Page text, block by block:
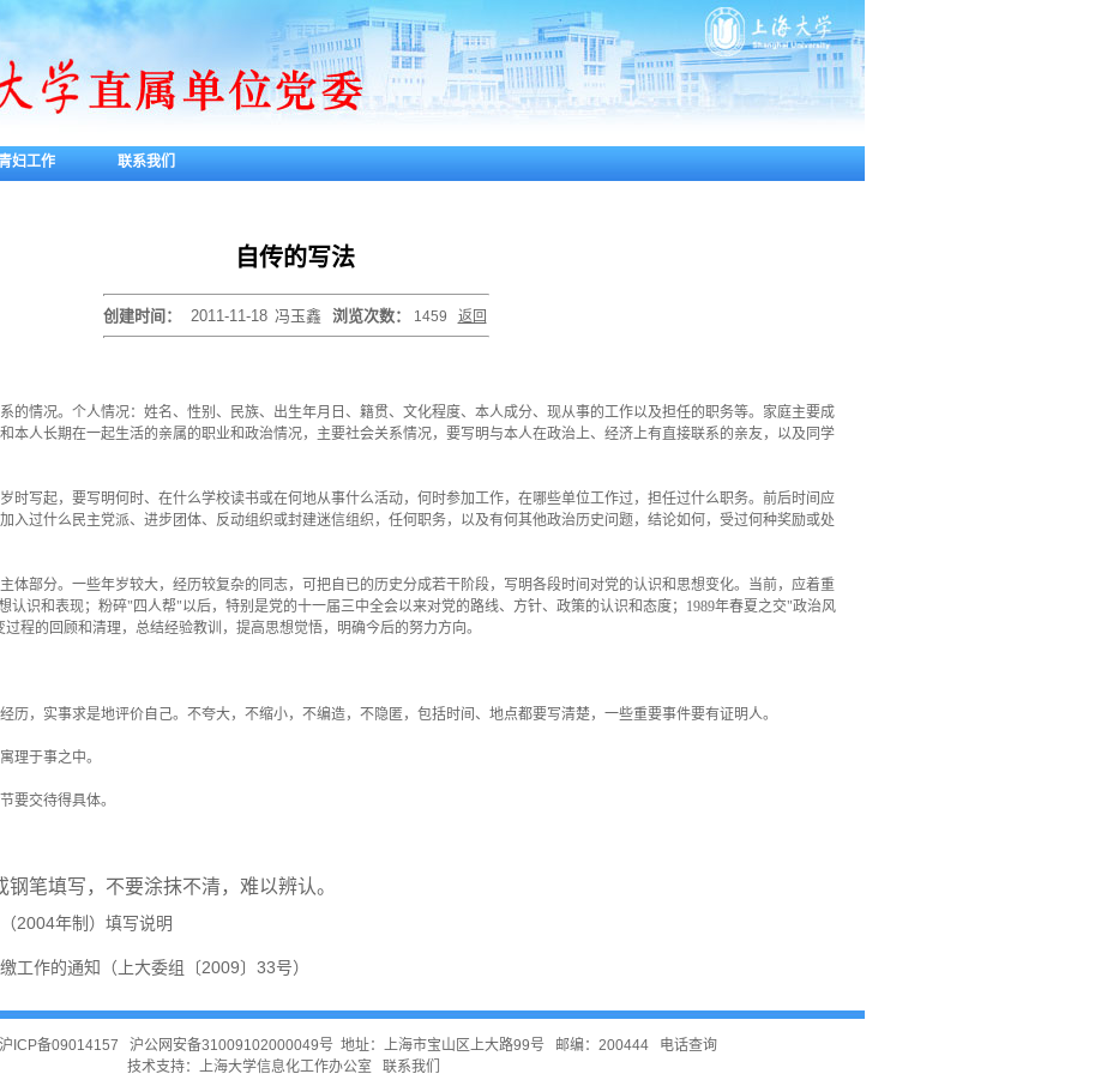
妇工作 联系我们
自传的写法
创建时间： 2011-11-18 冯玉鑫 浏览次数： 1459 返回
的情况。个人情况：姓名、性别、民族、出生年月日、籍贯、文化程度、本人成分、现从事的工作以及担任的职务等。家庭主要成
本人长期在一起生活的亲属的职业和政治情况，主要社会关系情况，要写明与本人在政治上、经济上有直接联系的亲友，以及同学
时写起，要写明何时、在什么学校读书或在何地从事什么活动，何时参加工作，在哪些单位工作过，担任过什么职务。前后时间应
入过什么民主党派、进步团体、反动组织或封建迷信组织，任何职务，以及有何其他政治历史问题，结论如何，受过何种奖励或处
体部分。一些年岁较大，经历较复杂的同志，可把自已的历史分成若干阶段，写明各段时间对党的认识和思想变化。当前，应着重
认识和表现；粉碎"四人帮"以后，特别是党的十一届三中全会以来对党的路线、方针、政策的认识和态度； 1989年春夏之交"政治风
程的回顾和清理，总结经验教训，提高思想觉悟，明确今后的努力方向。
，实事求是地评价自己。不夸大，不缩小，不编造，不隐匿，包括时间、地点都要写清楚，一些重要事件要有证明人。
理于事之中。
要交待得具体。
笔填写，不要涂抹不清，难以辨认。
2004年制）填写说明
工作的通知（上大委组〔2009〕33号）
沪ICP备09014157 沪公网安备31009102000049号 地址：上海市宝山区上大路99号 邮编：200444
电话查询
技术支持： 上海大学信息化工作办公室 联系我们